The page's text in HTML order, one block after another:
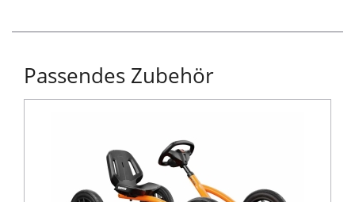
Passendes Zubehör